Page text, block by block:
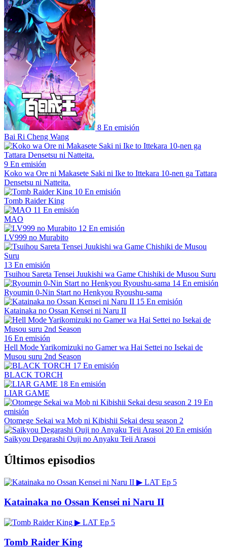
8 En emisión
Bai Ri Cheng Wang
9 En emisión
Koko wa Ore ni Makasete Saki ni Ike to Ittekara 10-nen ga Tattara
Densetsu ni Natteita.
10 En emisión
Tomb Raider King
11 En emisión
MAO
12 En emisión
LV999 no Murabito
13 En emisión
Tsuihou Sareta Tensei Juukishi wa Game Chishiki de Musou Suru
14 En emisión
Ryoumin 0-Nin Start no Henkyou Ryoushu-sama
15 En emisión
Katainaka no Ossan Kensei ni Naru II
16 En emisión
Hell Mode Yarikomizuki no Gamer wa Hai Settei no Isekai de
Musou suru 2nd Season
17 En emisión
BLACK TORCH
18 En emisión
LIAR GAME
19 En
emisión
Otomege Sekai wa Mob ni Kibishii Sekai desu season 2
20 En emisión
Saikyou Degarashi Ouji no Anyaku Teii Arasoi
Últimos episodios
▶ LAT Ep 5
Katainaka no Ossan Kensei ni Naru II
▶ LAT Ep 5
Tomb Raider King